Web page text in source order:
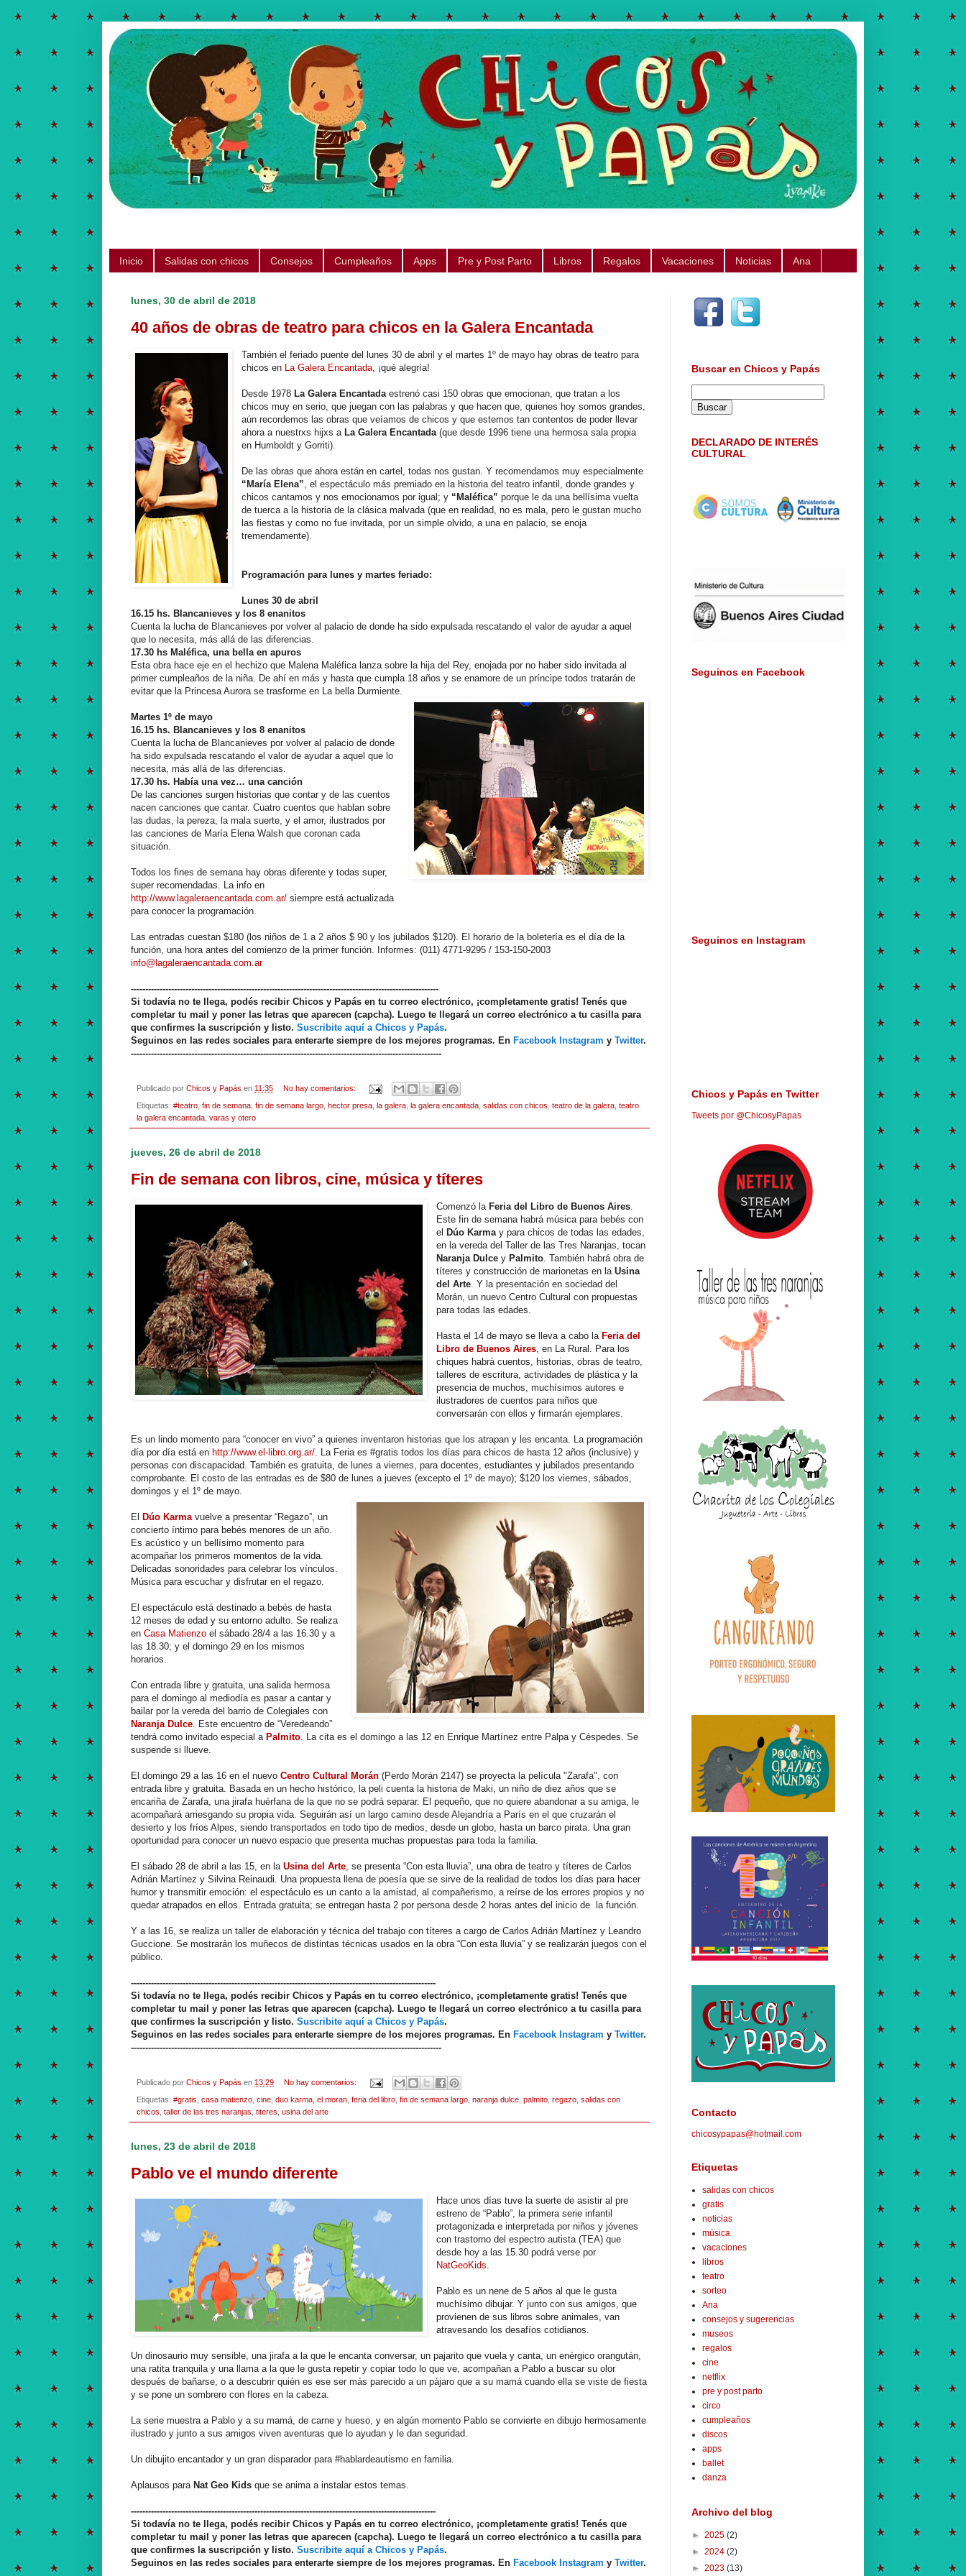
Inicio Salidas con chicos Consejos Cumpleaños Apps Pre y Post Parto Libros Regalos Vacaciones Noticias Ana
lunes, 30 de abril de 2018
40 años de obras de teatro para chicos en la Galera Encantada
También el feriado puente del lunes 30 de abril y el martes 1º de mayo hay obras de teatro para
chicos en
La Galera Encantada , ¡qué alegría!
Desde 1978 La Galera Encantada estrenó casi 150 obras que emocionan, que tratan a los
chicos muy en serio, que juegan con las palabras y que hacen que, quienes hoy somos grandes,
aún recordemos las obras que veíamos de chicos y que estemos tan contentos de poder llevar
ahora a nuestrxs hijxs a La Galera Encantada (que desde 1996 tiene una hermosa sala propia
en Humboldt y Gorriti).
De las obras que ahora están en cartel, todas nos gustan. Y recomendamos muy especialmente
“María Elena” , el espectáculo más premiado en la historia del teatro infantil, donde grandes y
chicos cantamos y nos emocionamos por igual; y “Maléfica” porque le da una bellísima vuelta
de tuerca a la historia de la clásica malvada (que en realidad, no es mala, pero le gustan mucho
las fiestas y como no fue invitada, por un simple olvido, a una en palacio, se enoja
tremendamente).
Programación para lunes y martes feriado:
Lunes 30 de abril
16.15 hs. Blancanieves y los 8 enanitos
Cuenta la lucha de Blancanieves por volver al palacio de donde ha sido expulsada rescatando el valor de ayudar a aquel
que lo necesita, más allá de las diferencias.
17.30 hs Maléfica, una bella en apuros
Esta obra hace eje en el hechizo que Malena Maléfica lanza sobre la hija del Rey, enojada por no haber sido invitada al
primer cumpleaños de la niña. De ahí en más y hasta que cumpla 18 años y se enamore de un príncipe todos tratarán de
evitar que la Princesa Aurora se trasforme en La bella Durmiente.
Martes 1º de mayo
16.15 hs. Blancanieves y los 8 enanitos
Cuenta la lucha de Blancanieves por volver al palacio de donde
ha sido expulsada rescatando el valor de ayudar a aquel que lo
necesita, más allá de las diferencias.
17.30 hs. Había una vez… una canción
De las canciones surgen historias que contar y de las cuentos
nacen canciones que cantar. Cuatro cuentos que hablan sobre
las dudas, la pereza, la mala suerte, y el amor, ilustrados por
las canciones de María Elena Walsh que coronan cada
situación.
Todos los fines de semana hay obras diferente y todas super,
super recomendadas. La info en
http://www.lagaleraencantada.com.ar/ siempre está actualizada
para conocer la programación.
Las entradas cuestan $180 (los niños de 1 a 2 años $ 90 y los jubilados $120). El horario de la boletería es el día de la
función, una hora antes del comienzo de la primer función. Informes: (011) 4771-9295 / 153-150-2003
info@lagaleraencantada.com.ar
-----------------------------------------------------------------------------------------------------------
Si todavía no te llega, podés recibir Chicos y Papás en tu correo electrónico, ¡completamente gratis! Tenés que
completar tu mail y poner las letras que aparecen (capcha). Luego te llegará un correo electrónico a tu casilla para
que confirmes la suscripción y listo. Suscribite aquí a Chicos y Papás.
Seguinos en las redes sociales para enterarte siempre de los mejores programas. En Facebook Instagram y Twitter.
------------------------------------------------------------------------------------------------------------
Publicado por Chicos y Papás en 11:35 No hay comentarios:
Etiquetas: #teatro fin de semana fin de semana largo hector presa la galera la galera encantada salidas con chicos teatro de la galera teatro
la galera encantada varas y otero
jueves, 26 de abril de 2018
Fin de semana con libros, cine, música y títeres
Comenzó la Feria del Libro de Buenos Aires
Este fin de semana habrá música para bebés con
el Dúo Karma y para chicos de todas las edades,
en la vereda del Taller de las Tres Naranjas, tocan
Naranja Dulce y Palmito . También habrá obra de
títeres y construcción de marionetas en laUsina
del Arte . Y la presentación en sociedad del
Morán, un nuevo Centro Cultural con propuestas
para todas las edades.
Hasta el 14 de mayo se lleva a cabo la Feria del
Libro de Buenos Aires , en La Rural. Para los
chiques habrá cuentos, historias, obras de teatro,
talleres de escritura, actividades de plástica y la
presencia de muchos, muchísimos autores e
ilustradores de cuentos para niños que
conversarán con ellos y firmarán ejemplares.
Es un lindo momento para “conocer en vivo” a quienes inventaron historias que los atrapan y les encanta. La programación
día por día está en http://www.el-libro.org.ar/ . La Feria es #gratis todos los días para chicos de hasta 12 años (inclusive) y
personas con discapacidad. También es gratuita, de lunes a viernes, para docentes, estudiantes y jubilados presentando
comprobante. El costo de las entradas es de $80 de lunes a jueves (excepto el 1º de mayo); $120 los viernes, sábados,
domingos y el 1º de mayo.
El Dúo Karma vuelve a presentar “Regazo”, un
concierto íntimo para bebés menores de un año.
Es acústico y un bellísimo momento para
acompañar los primeros momentos de la vida.
Delicadas sonoridades para celebrar los vínculos.
Música para escuchar y disfrutar en el regazo.
El espectáculo está destinado a bebés de hasta
12 meses de edad y su entorno adulto. Se realiza
en Casa Matienzo el sábado 28/4 a las 16.30 y a
las 18.30; y el domingo 29 en los mismos
horarios.
Con entrada libre y gratuita, una salida hermosa
para el domingo al mediodía es pasar a cantar y
bailar por la vereda del barrio de Colegiales con
Naranja Dulce . Este encuentro de “Veredeando”
tendrá como invitado especial a Palmito . La cita es el domingo a las 12 en Enrique Martínez entre Palpa y Céspedes. Se
suspende si llueve.
El domingo 29 a las 16 en el nuevo Centro Cultural Morán (Perdo Morán 2147) se proyecta la película "Zarafa", con
entrada libre y gratuita. Basada en un hecho histórico, la peli cuenta la historia de Maki, un niño de diez años que se
encariña de Zarafa, una jirafa huérfana de la que no se podrá separar. El pequeño, que no quiere abandonar a su amiga, le
acompañará arriesgando su propia vida. Seguirán así un largo camino desde Alejandría a París en el que cruzarán el
desierto y los fríos Alpes, siendo transportados en todo tipo de medios, desde un globo, hasta un barco pirata. Una gran
oportunidad para conocer un nuevo espacio que presenta muchas propuestas para toda la familia.
El sábado 28 de abril a las 15, en la Usina del Arte , se presenta “Con esta lluvia”, una obra de teatro y títeres de Carlos
Adrián Martínez y Silvina Reinaudi. Una propuesta llena de poesía que se sirve de la realidad de todos los días para hacer
humor y transmitir emoción: el espectáculo es un canto a la amistad, al compañerismo, a reírse de los errores propios y no
quedar atrapados en ellos. Entrada gratuita; se entregan hasta 2 por persona desde 2 horas antes del inicio de la función.
Y a las 16, se realiza un taller de elaboración y técnica del trabajo con títeres a cargo de Carlos Adrián Martínez y Leandro
Guccione. Se mostrarán los muñecos de distintas técnicas usados en la obra “Con esta lluvia” y se realizarán juegos con el
público.
----------------------------------------------------------------------------------------------------------
Si todavía no te llega, podés recibir Chicos y Papás en tu correo electrónico, ¡completamente gratis! Tenés que
completar tu mail y poner las letras que aparecen (capcha). Luego te llegará un correo electrónico a tu casilla para
que confirmes la suscripción y listo. Suscribite aquí a Chicos y Papás.
Seguinos en las redes sociales para enterarte siempre de los mejores programas. En Facebook Instagram y Twitter.
------------------------------------------------------------------------------------------------------------
Publicado por Chicos y Papás en 13:29 No hay comentarios:
Etiquetas: #gratis casa matienzo cine duo karma el moran feria del libro fin de semana largo naranja dulce palmito regazo salidas con
chicos taller de las tres naranjas titeres usina del arte
lunes, 23 de abril de 2018
Pablo ve el mundo diferente
Hace unos días tuve la suerte de asistir al pre
estreno de “Pablo”, la primera serie infantil
protagonizada e interpretada por niños y jóvenes
con trastorno del espectro autista (TEA) que
desde hoy a las 15.30 podrá verse por
NatGeoKids.
Pablo es un nene de 5 años al que le gusta
muchísimo dibujar. Y junto con sus amigos, que
provienen de sus libros sobre animales, van
atravesando los desafíos cotidianos.
Un dinosaurio muy sensible, una jirafa a la que le encanta conversar, un pajarito que vuela y canta, un enérgico orangután,
una ratita tranquila y una llama a la que le gusta repetir y copiar todo lo que ve, acompañan a Pablo a buscar su olor
después de bañarse, o a descubrir quién es ese ser más parecido a un pájaro que a su mamá cuando ella se viste de fiesta
y se pone un sombrero con flores en la cabeza.
La serie muestra a Pablo y a su mamá, de carne y hueso, y en algún momento Pablo se convierte en dibujo hermosamente
ilustrado y junto a sus amigos viven aventuras que lo ayudan y le dan seguridad.
Un dibujito encantador y un gran disparador para #hablardeautismo en familia.
Aplausos para Nat Geo Kids que se anima a instalar estos temas.
----------------------------------------------------------------------------------------------------------
Si todavía no te llega, podés recibir Chicos y Papás en tu correo electrónico, ¡completamente gratis! Tenés que
completar tu mail y poner las letras que aparecen (capcha). Luego te llegará un correo electrónico a tu casilla para
que confirmes la suscripción y listo. Suscribite aquí a Chicos y Papás.
Seguinos en las redes sociales para enterarte siempre de los mejores programas. En Facebook Instagram y Twitter.
Buscar en Chicos y Papás
DECLARADO DE INTERÉS
CULTURAL
Seguinos en Facebook
Seguinos en Instagram
Chicos y Papás en Twitter
Tweets por @ChicosyPapas
Contacto
chicosypapas@hotmail.com
Etiquetas
salidas con chicos
gratis
noticias
música
vacaciones
libros
teatro
sorteo
Ana
consejos y sugerencias
museos
regalos
cine
netflix
pre y post parto
circo
cumpleaños
discos
apps
ballet
danza
Archivo del blog
► 2025 (2)
► 2024 (2)
► 2023 (13)